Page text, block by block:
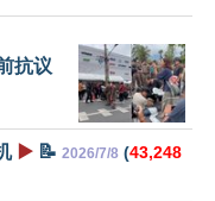
抗议
▶️ 📝 2026/7/8 (43,248